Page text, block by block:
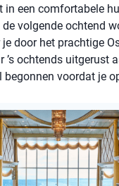
in een comfortabele
de volgende ochtend
door het prachtige
’s ochtends uitgerust
voordat je